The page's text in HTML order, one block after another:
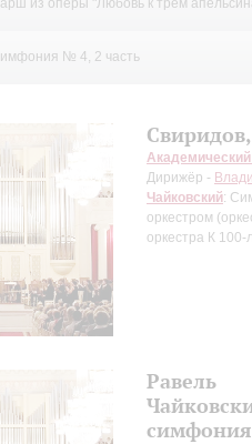
из оперы "Любовь к трём
№ 4, 2 часть
Дирижёр -
Чайковский:
оркестром
оркестра К 100-
Равель
симфония